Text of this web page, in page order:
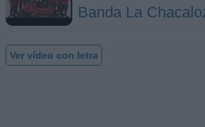
Banda La
Ver vídeo con letra